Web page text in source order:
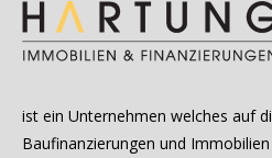
ist ein Unternehmen welches auf
Baufinanzierungen und